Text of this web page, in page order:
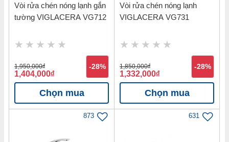
Vòi rửa chén nóng lạnh gắn
tường VIGLACERA VG712
1,950,000đ
1,404,000đ
-28%
Chọn mua
Vòi rửa chén nóng lạnh
VIGLACERA VG731
1,850,000đ
1,332,000đ
-28%
Chọn mua
873 631